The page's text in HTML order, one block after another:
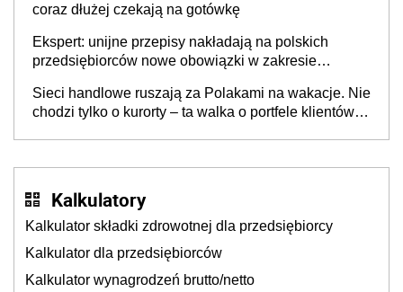
coraz dłużej czekają na gotówkę
Ekspert: unijne przepisy nakładają na polskich
przedsiębiorców nowe obowiązki w zakresie
Sieci handlowe ruszają za Polakami na wakacje. Nie
chodzi tylko o kurorty – ta walka o portfele klientów
Kalkulatory
Kalkulator składki zdrowotnej dla przedsiębiorcy
Kalkulator dla przedsiębiorców
Kalkulator wynagrodzeń brutto/netto